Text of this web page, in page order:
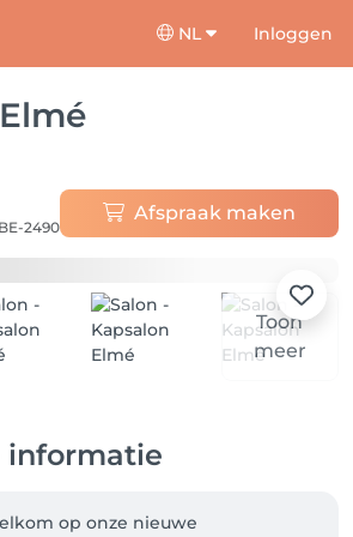
NL Inloggen
2490
Afspraak maken
Toon
meer
informatie
op onze nieuwe